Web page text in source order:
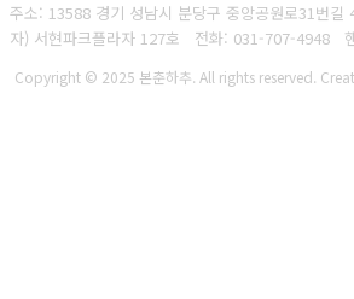
주소: 13588 경기 성남시 분당구 중앙공원로31번길
자) 서현파크플라자 127호 전화: 031-707-4948
Copyright © 2025 본춘하추. All rights reserved.